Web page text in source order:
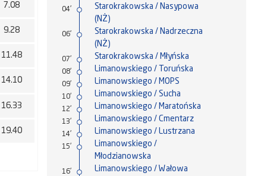
7.08
9.28
11.48
14.10
16.33
19.40
04'
Starokrakowska / Nasypowa
(NŻ)
06'
Starokrakowska / Nadrzeczna
(NŻ)
07' Starokrakowska / Młyńska
08' Limanowskiego / Toruńska
09' Limanowskiego / MOPS
10' Limanowskiego / Sucha
12' Limanowskiego / Maratońska
13' Limanowskiego / Cmentarz
14' Limanowskiego / Lustrzana
15'
Limanowskiego /
Młodzianowska
16' Limanowskiego / Wałowa